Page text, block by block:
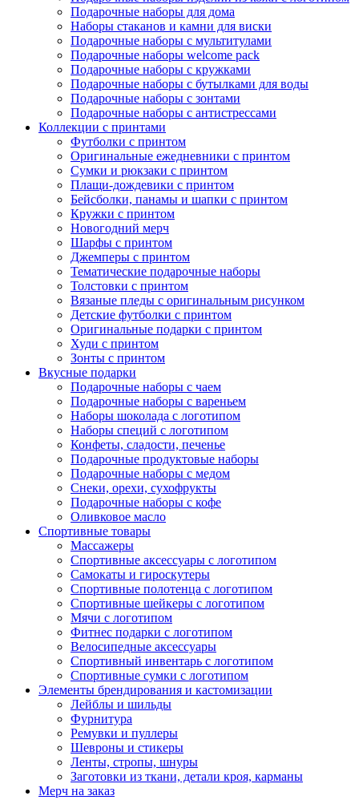
Подарочные наборы для дома
Наборы стаканов и камни для виски
Подарочные наборы с мультитулами
Подарочные наборы welcome pack
Подарочные наборы с кружками
Подарочные наборы с бутылками для воды
Подарочные наборы с зонтами
Подарочные наборы с антистрессами
Коллекции с принтами
Футболки с принтом
Оригинальные ежедневники с принтом
Сумки и рюкзаки с принтом
Плащи-дождевики с принтом
Бейсболки, панамы и шапки с принтом
Кружки с принтом
Новогодний мерч
Шарфы с принтом
Джемперы с принтом
Тематические подарочные наборы
Толстовки с принтом
Вязаные пледы с оригинальным рисунком
Детские футболки с принтом
Оригинальные подарки с принтом
Худи с принтом
Зонты с принтом
Вкусные подарки
Подарочные наборы с чаем
Подарочные наборы с вареньем
Наборы шоколада с логотипом
Наборы специй с логотипом
Конфеты, сладости, печенье
Подарочные продуктовые наборы
Подарочные наборы с медом
Снеки, орехи, сухофрукты
Подарочные наборы с кофе
Оливковое масло
Спортивные товары
Массажеры
Спортивные аксессуары с логотипом
Самокаты и гироскутеры
Спортивные полотенца с логотипом
Спортивные шейкеры с логотипом
Мячи с логотипом
Фитнес подарки с логотипом
Велосипедные аксессуары
Спортивный инвентарь с логотипом
Спортивные сумки с логотипом
Элементы брендирования и кастомизации
Лейблы и шильды
Фурнитура
Ремувки и пуллеры
Шевроны и стикеры
Ленты, стропы, шнуры
Заготовки из ткани, детали кроя, карманы
Мерч на заказ